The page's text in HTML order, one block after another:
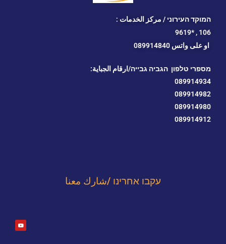
המוקד העירוני / مركز الخدمات :
106 ,
*9619
او على واتس 089914840
מספרי טלפון הגביה גבייה/ارقام الجباية:
089914934
089914982
089914980
089914912
עקבו אחרינו /شارك معنا